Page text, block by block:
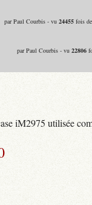
par Paul Courbis - vu24455 fois
par Paul Courbis - vu22806
iM2975 utilisée